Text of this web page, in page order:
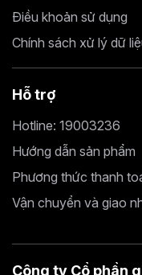
Điều khoản sử dụng
Chính sách xử lý dữ
Hỗ trợ
Hotline: 19003236
Hướng dẫn sản phẩm
Phương thức thanh
Vận chuyển và giao
Công ty Cổ phần